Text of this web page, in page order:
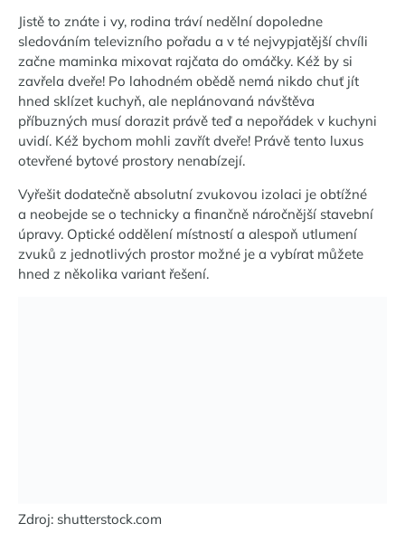
Jistě to znáte i vy, rodina tráví nedělní dopoledne
sledováním televizního pořadu a v té nejvypjatější chvíli
začne maminka mixovat rajčata do omáčky. Kéž by si
zavřela dveře! Po lahodném obědě nemá nikdo chuť jít
hned sklízet kuchyň, ale neplánovaná návštěva
příbuzných musí dorazit právě teď a nepořádek v kuchyni
uvidí. Kéž bychom mohli zavřít dveře! Právě tento luxus
otevřené bytové prostory nenabízejí.
Vyřešit dodatečně absolutní zvukovou izolaci je obtížné
a neobejde se o technicky a finančně náročnější stavební
úpravy. Optické oddělení místností a alespoň utlumení
zvuků z jednotlivých prostor možné je a vybírat můžete
hned z několika variant řešení.
Zdroj: shutterstock.com